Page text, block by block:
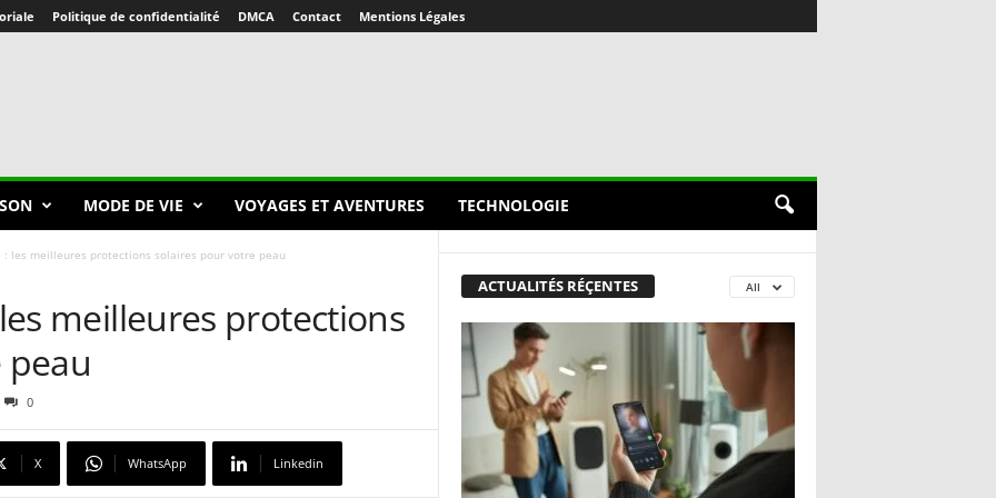
Politique de confidentialité DMCA Contact Mentions Légales
MODE DE VIE VOYAGES ET AVENTURES TECHNOLOGIE
: les meilleures protections solaires pour votre peau
meilleures protections
0
X WhatsApp Linkedin
ACTUALITÉS RÉÇENTES All